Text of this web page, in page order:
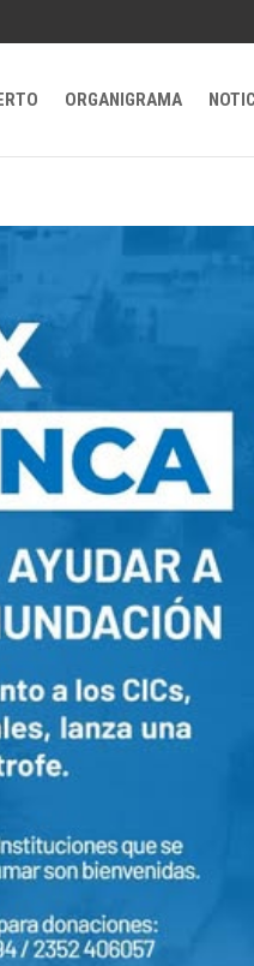
ORGANIGRAMA